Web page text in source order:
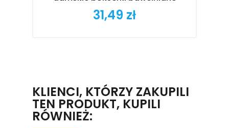
Cena
31,49 zł
KLIENCI, KTÓRZY ZAKUPILI
TEN PRODUKT, KUPILI
RÓWNIEŻ: